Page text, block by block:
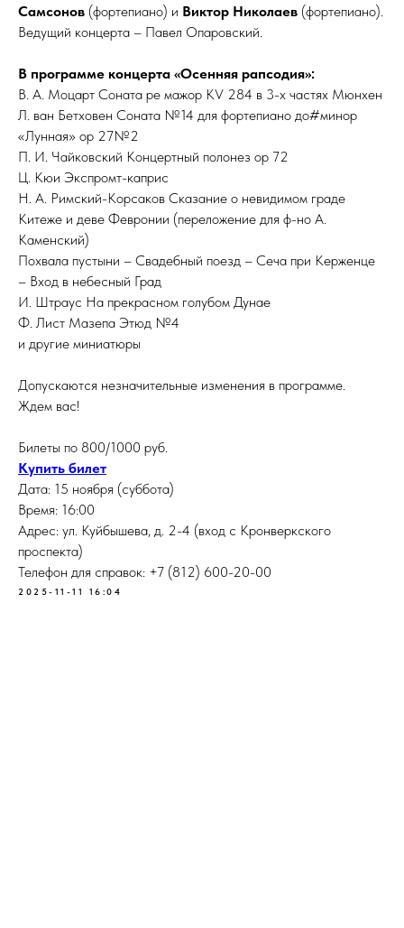
Самсонов (фортепиано) и Виктор Николаев (фортепиано).
Ведущий концерта – Павел Опаровский.
В программе концерта «Осенняя рапсодия»:
В. А. Моцарт Соната ре мажор KV 284 в 3-х частях Мюнхен
Л. ван Бетховен Соната №14 для фортепиано до#минор
«Лунная» ор 27№2
П. И. Чайковский Концертный полонез ор 72
Ц. Кюи Экспромт-каприс
Н. А. Римский-Корсаков Сказание о невидимом граде
Китеже и деве Февронии (переложение для ф-но А.
Каменский)
Похвала пустыни – Свадебный поезд – Сеча при Керженце
– Вход в небесный Град
И. Штраус На прекрасном голубом Дунае
Ф. Лист Мазепа Этюд №4
и другие миниатюры
Допускаются незначительные изменения в программе.
Ждем вас!
Билеты по 800/1000 руб.
Купить билет
Дата: 15 ноября (суббота)
Время: 16:00
Адрес: ул. Куйбышева, д. 2-4 (вход с Кронверкского
проспекта)
Телефон для справок: +7 (812) 600-20-00
2025-11-11 16:04